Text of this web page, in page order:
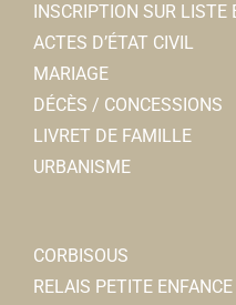
INSCRIPTION SUR LISTE
ACTES D’ÉTAT CIVIL
MARIAGE
DÉCÈS / CONCESSIONS
LIVRET DE FAMILLE
URBANISME
CORBISOUS
RELAIS PETITE ENFANCE